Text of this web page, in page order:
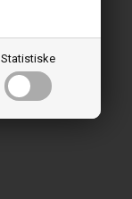
Statistiske